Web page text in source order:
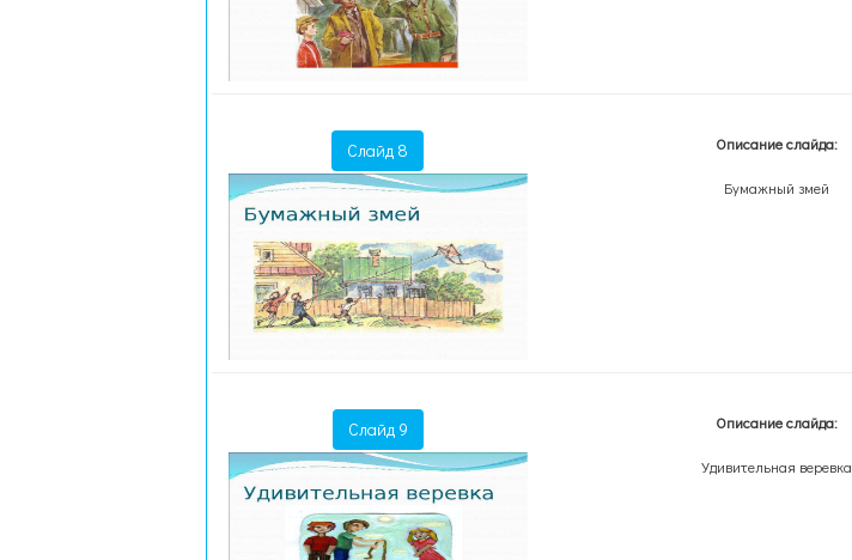
Слайд 8 Описание слайда:
Бумажный змей
Слайд 9 Описание слайда:
Удивительная веревка